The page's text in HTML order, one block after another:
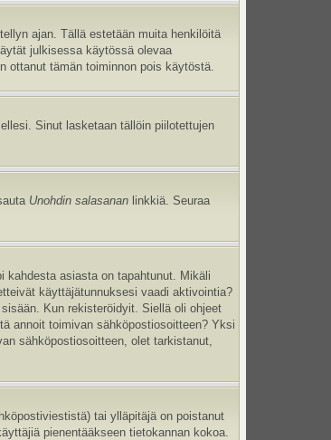
ajan. Tällä estetään muita henkilöitä
julkisessa käytössä olevaa
ottanut tämän toiminnon pois käytöstä.
Sinut lasketaan tällöin piilotettujen
Unohdin salasanan linkkiä. Seuraa
kahdesta asiasta on tapahtunut. Mikäli
käyttäjätunnuksesi vaadi aktivointia?
Kun rekisteröidyit. Siellä oli ohjeet
annoit toimivan sähköpostiosoitteen? Yksi
sähköpostiosoitteen, olet tarkistanut,
tai ylläpitäjä on poistanut
pienentääkseen tietokannan kokoa.